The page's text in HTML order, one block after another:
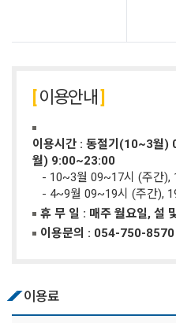
이용안내
이용시간 : 동절기(10~3월
월) 9:00~23:00
- 10~3월 09~17시 (주간),
- 4~9월 09~19시 (주간),
휴 무 일 : 매주 월요일, 설
이용문의 : 054-750-8570
이용료